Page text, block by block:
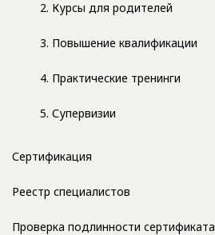
2. Курсы для родителей
3. Повышение квалификации
4. Практические тренинги
5. Супервизии
Сертификация
Реестр специалистов
Проверка подлинности сертификата